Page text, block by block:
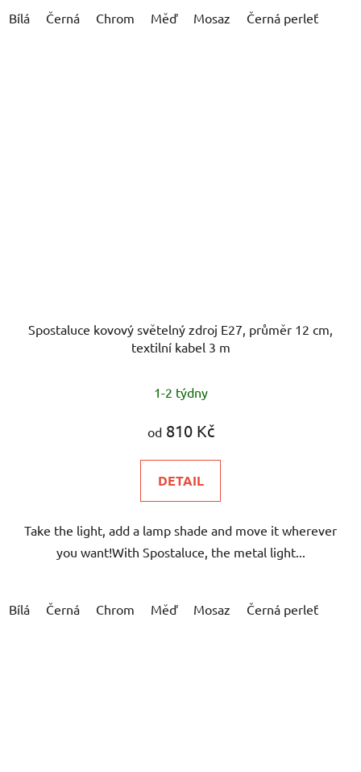
Bílá Černá Chrom Měď Mosaz Černá perleť
Spostaluce kovový světelný zdroj E27, průměr 12 cm,
textilní kabel 3 m
1-2 týdny
od810 Kč
DETAIL
Take the light, add a lamp shade and move it wherever
you want!With Spostaluce, the metal light...
Bílá Černá Chrom Měď Mosaz Černá perleť